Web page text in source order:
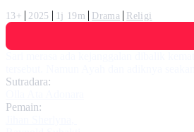
13+ 2025 1j 19m Drama
Religi
Sutradara:
Pemain: